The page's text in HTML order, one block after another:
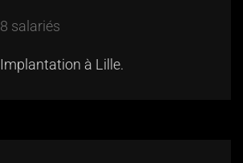
8 salariés
Implantation à Lille.